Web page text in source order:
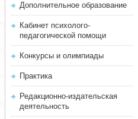
Дополнительное образование
Кабинет психолого-
педагогической помощи
Конкурсы и олимпиады
Практика
Редакционно-издательская
деятельность